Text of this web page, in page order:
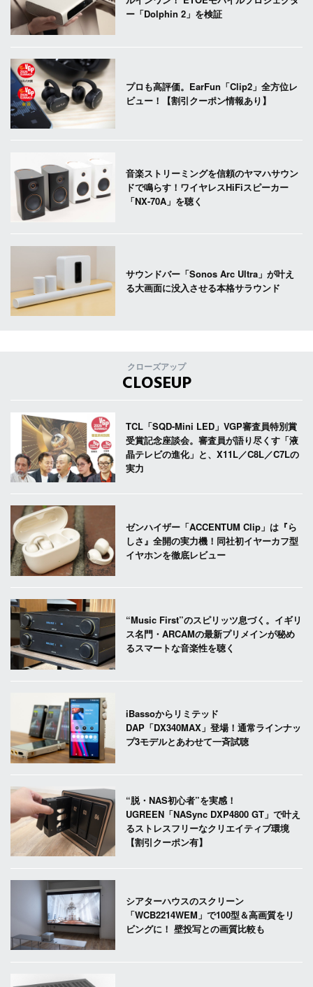
ー「Dolphin 2」を検証
プロも高評価。EarFun「Clip2」全方位レ
ビュー！【割引クーポン情報あり】
音楽ストリーミングを信頼のヤマハサウン
ドで鳴らす！ワイヤレスHiFiスピーカー
「NX-70A」を聴く
サウンドバー「Sonos Arc Ultra」が叶え
る大画面に没入させる本格サラウンド
クローズアップ
CLOSEUP
TCL「SQD-Mini LED」VGP審査員特別賞
受賞記念座談会。審査員が語り尽くす「液
晶テレビの進化」と、X11L／C8L／C7Lの
実力
ゼンハイザー「ACCENTUM Clip」は『ら
しさ』全開の実力機！同社初イヤーカフ型
イヤホンを徹底レビュー
“Music First”のスピリッツ息づく。イギリ
ス名門・ARCAMの最新プリメインが秘め
るスマートな音楽性を聴く
iBassoからリミテッド
DAP「DX340MAX」登場！通常ラインナッ
プ3モデルとあわせて一斉試聴
“脱・NAS初心者”を実感！
UGREEN「NASync DXP4800 GT」で叶え
るストレスフリーなクリエイティブ環境
【割引クーポン有】
シアターハウスのスクリーン
「WCB2214WEM」で100型＆高画質をリ
ビングに！ 壁投写との画質比較も